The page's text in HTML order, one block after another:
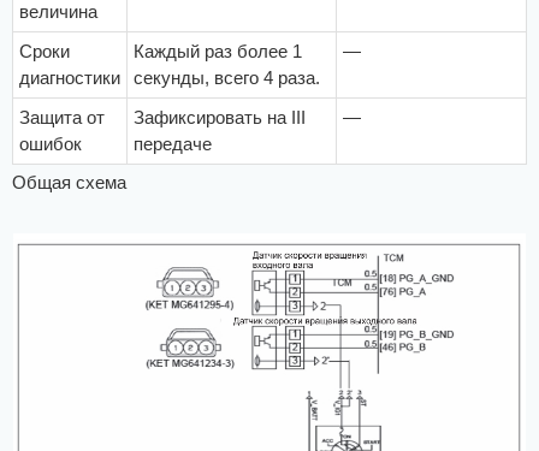
величина
Сроки
диагностики
Каждый раз более 1
секунды, всего 4 раза.
—
Защита от
ошибок
Зафиксировать на III
передаче
—
Общая схема